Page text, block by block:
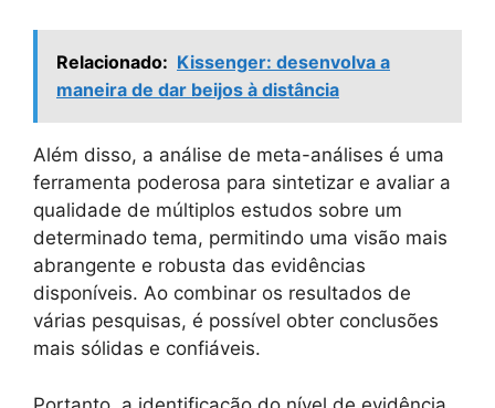
Relacionado: Kissenger: desenvolva a
maneira de dar beijos à distância
Além disso, a análise de meta-análises é uma
ferramenta poderosa para sintetizar e avaliar a
qualidade de múltiplos estudos sobre um
determinado tema, permitindo uma visão mais
abrangente e robusta das evidências
disponíveis. Ao combinar os resultados de
várias pesquisas, é possível obter conclusões
mais sólidas e confiáveis.